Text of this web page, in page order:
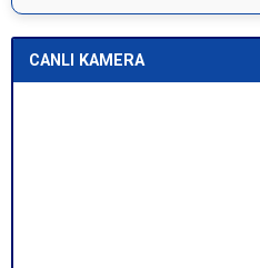
CANLI KAMERA